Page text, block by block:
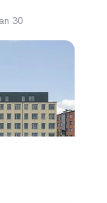
30